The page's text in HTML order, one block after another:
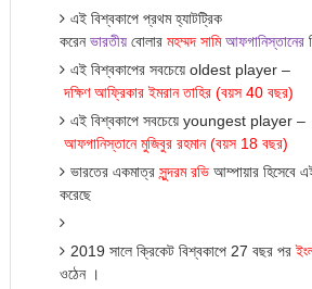
এই বিশ্বকাপে প্রথম হ্যাটট্রিক
করেনভারতীযবোলার মহম্মদ সামি আফগানিস্তানের
এই বিশ্বকাপের সবচেয়ে oldest player –
দক্ষিণ আফ্রিকার ইমরান তাহির(বয়স40 বছর)
এই বিশ্বকাপে সবচেয়ে youngest player –
আফগানিস্তানে মুজিবুর রহমান(বয়স18 বছর)
ভারতের একমাত্র সুন্দরম রভিআম্পায়ার হিসেবে
করেছে
2019 সালে ক্রিকেট বিশ্বকাপে 27 বছর পর
ওঠেন ।